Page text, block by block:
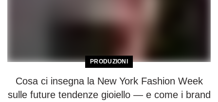
PRODUZIONI
Cosa ci insegna la New York Fashion Week
sulle future tendenze gioiello — e come i brand